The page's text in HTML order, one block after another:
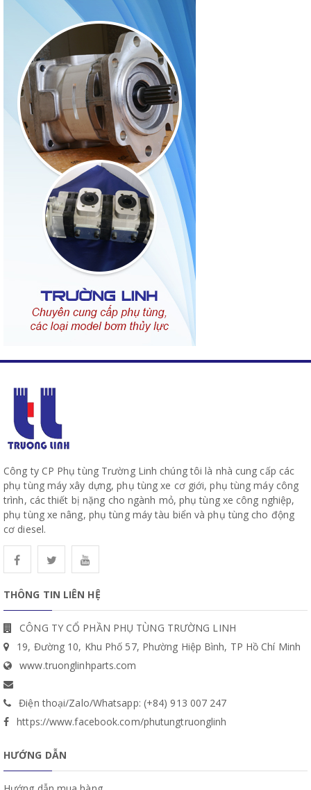
Công ty CP Phụ tùng Trường Linh chúng tôi là nhà cung cấp các
phụ tùng máy xây dựng, phụ tùng xe cơ giới, phụ tùng máy công
trình, các thiết bị nặng cho ngành mỏ, phụ tùng xe công nghiệp,
phụ tùng xe nâng, phụ tùng máy tàu biển và phụ tùng cho động
cơ diesel.
THÔNG TIN LIÊN HỆ
CÔNG TY CỔ PHẦN PHỤ TÙNG TRƯỜNG LINH
19, Đường 10, Khu Phố 57, Phường Hiệp Bình, TP Hồ Chí Minh
www.truonglinhparts.com
Điện thoại/Zalo/Whatsapp: (+84) 913 007 247
https://www.facebook.com/phutungtruonglinh
HƯỚNG DẪN